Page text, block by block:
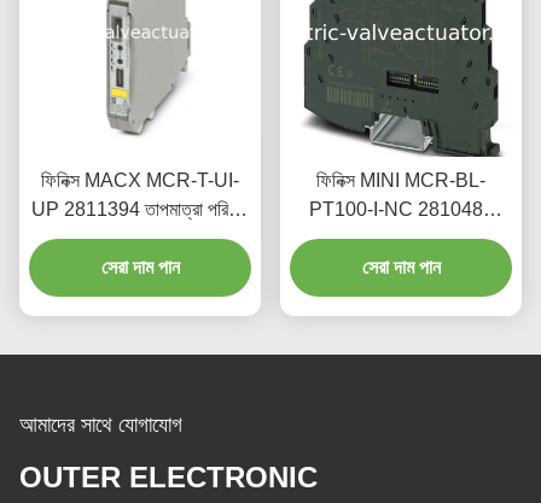
ফিনিক্স MACX MCR-T-UI-
UP 2811394 তাপমাত্রা পরিমাপ
মডিউল উচ্চ নির্ভুলতা আছে
সেরা দাম পান
ফিনিক্স MINI MCR-BL-
PT100-I-NC 2810489
PT100 তাপমাত্রা সেন্সর ট্রান্সমিটার
সেরা দাম পান
আমাদের সাথে যোগাযোগ
OUTER ELECTRONIC